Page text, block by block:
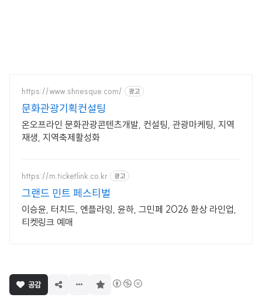
https://www.shnesque.com/ 광고
문화관광기획컨설팅
온오프라인 문화관광콘텐츠개발, 컨설팅, 관광마케팅, 지역
재생, 지역축제활성화
https://m.ticketlink.co.kr 광고
그랜드 민트 페스티벌
이승윤, 터치드, 엔플라잉, 윤하, 그민페 2026 환상 라인업,
티켓링크 예매
공감